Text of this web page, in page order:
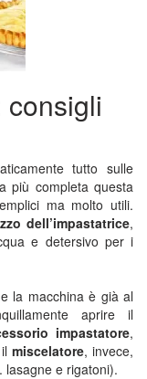
tutto sulle
più completa questa
ma molto utili.
dell’impastatrice,
e detersivo per i
la macchina è già al
aprire il
impastatore,
miscelatore, invece,
lasagne e rigatoni).